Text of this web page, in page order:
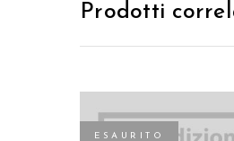
Prodotti
ESAURITO